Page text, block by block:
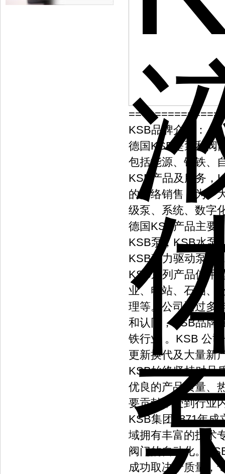
KSB品牌介绍：
德国KSB是泵和阀
包括能源、钢铁、
KSB产品及服务，
的网络销售，为广
级泵、系统、数字
德国KSB产品主要
KSB泵，KSB水泵
KSB磁力驱动泵，
KSB系列产品使用
业、电站、石油、
理等。公司通过多
和认同，KSB品牌
铁行业 。KSB 公
更新换代及大量新
KSB始终坚持对品
优良的产品质量、
要贡献，受到行业
KSB集团1871年成
域拥有丰富的技术
阀门的自动化。
成功取决于质量，